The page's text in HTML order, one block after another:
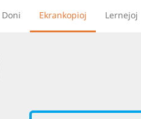
Doni Ekrankopioj Lernejoj